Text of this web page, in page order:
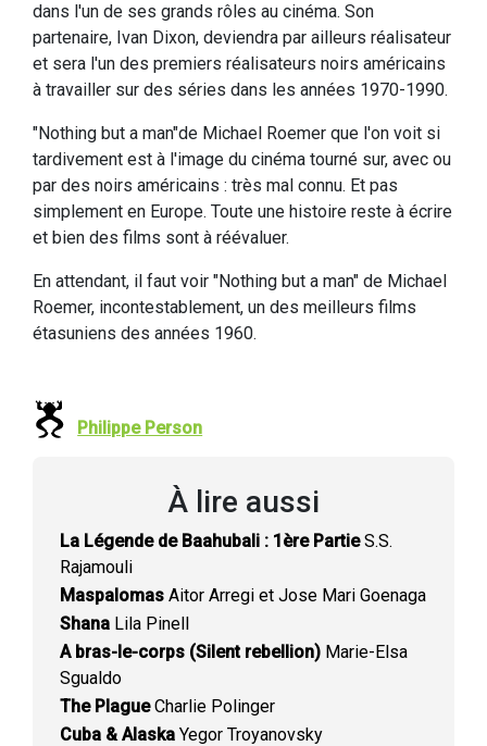
dans l'un de ses grands rôles au cinéma. Son
partenaire, Ivan Dixon, deviendra par ailleurs réalisateur
et sera l'un des premiers réalisateurs noirs américains
à travailler sur des séries dans les années 1970-1990.
"Nothing but a man"de Michael Roemer que l'on voit si
tardivement est à l'image du cinéma tourné sur, avec ou
par des noirs américains : très mal connu. Et pas
simplement en Europe. Toute une histoire reste à écrire
et bien des films sont à réévaluer.
En attendant, il faut voir "Nothing but a man" de Michael
Roemer, incontestablement, un des meilleurs films
étasuniens des années 1960.
Philippe Person
À lire aussi
La Légende de Baahubali : 1ère PartieS.S.
Rajamouli
Maspalomas Aitor Arregi et Jose Mari Goenaga
Shana Lila Pinell
A bras-le-corps (Silent rebellion) Marie-Elsa
Sgualdo
The PlagueCharlie Polinger
Cuba & Alaska Yegor Troyanovsky